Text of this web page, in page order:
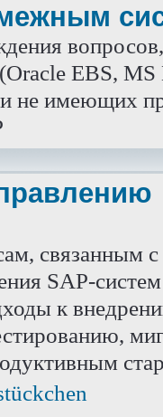
EBS,
не имеющих
связанным с
SAP-
к